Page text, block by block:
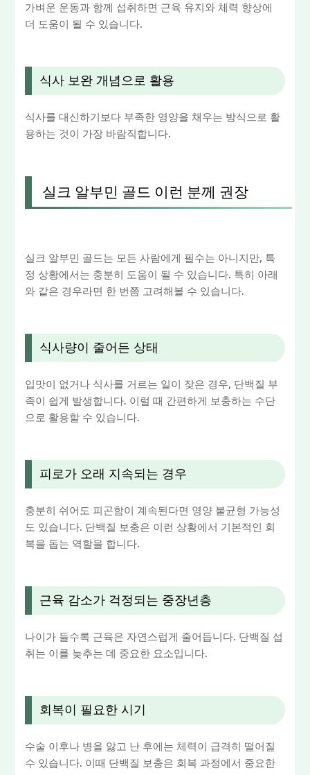
가벼운 운동과 함께 섭취하면 근육 유지와 체력 향상에
더 도움이 될 수 있습니다.
식사 보완 개념으로 활용
식사를 대신하기보다 부족한 영양을 채우는 방식으로 활
용하는 것이 가장 바람직합니다.
실크 알부민 골드 이런 분께 권장
실크 알부민 골드는 모든 사람에게 필수는 아니지만, 특
정 상황에서는 충분히 도움이 될 수 있습니다. 특히 아래
와 같은 경우라면 한 번쯤 고려해볼 수 있습니다.
식사량이 줄어든 상태
입맛이 없거나 식사를 거르는 일이 잦은 경우, 단백질 부
족이 쉽게 발생합니다. 이럴 때 간편하게 보충하는 수단
으로 활용할 수 있습니다.
피로가 오래 지속되는 경우
충분히 쉬어도 피곤함이 계속된다면 영양 불균형 가능성
도 있습니다. 단백질 보충은 이런 상황에서 기본적인 회
복을 돕는 역할을 합니다.
근육 감소가 걱정되는 중장년층
나이가 들수록 근육은 자연스럽게 줄어듭니다. 단백질 섭
취는 이를 늦추는 데 중요한 요소입니다.
회복이 필요한 시기
수술 이후나 병을 앓고 난 후에는 체력이 급격히 떨어질
수 있습니다. 이때 단백질 보충은 회복 과정에서 중요한